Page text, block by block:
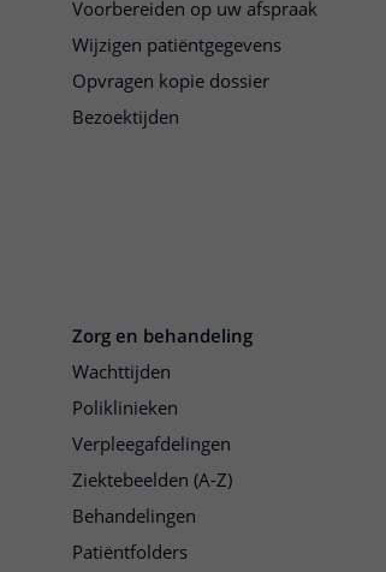
Voorbereiden op uw afspraak
Wijzigen patiëntgegevens
Opvragen kopie dossier
Bezoektijden
Zorg en behandeling
Wachttijden
Poliklinieken
Verpleegafdelingen
Ziektebeelden (A-Z)
Behandelingen
Patiëntfolders